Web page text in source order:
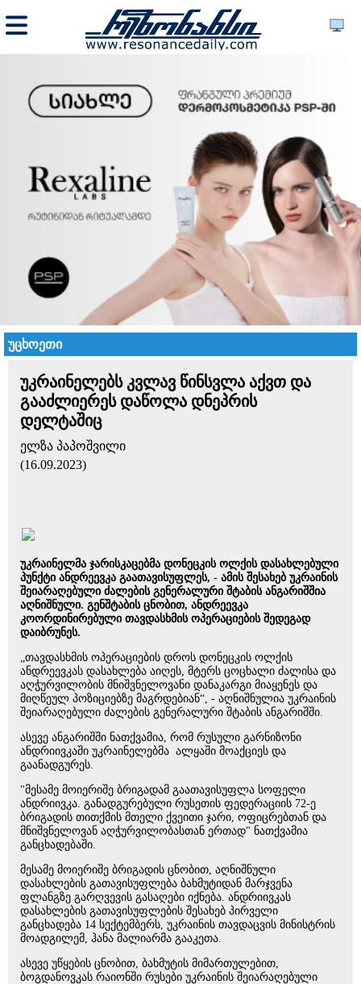
უცხოეთი
უკრაინელებს კვლავ წინსვლა აქვთ და
გააძლიერეს დაწოლა დნეპრის
დელტაშიც
ელზა პაპოშვილი
(16.09.2023)
უკრაინელმა ჯარისკაცებმა დონეცკის ოლქის დასახლებული
პუნქტი ანდრეევკა გაათავისუფლეს, - ამის შესახებ უკრაინის
შეიარაღებული ძალების გენერალური შტაბის ანგარიშშია
აღნიშნული. გენშტაბის ცნობით, ანდრეევკა
კოორდინირებული თავდასხმის ოპერაციების შედეგად
დაიბრუნეს.
„თავდასხმის ოპერაციების დროს დონეცკის ოლქის
ანდრეევკას დასახლება აიღეს, მტერს ცოცხალი ძალისა და
აღჭურვილობის მნიშვნელოვანი დანაკარგი მიაყენეს და
მიღწეულ პოზიციებზე მაგრდებიან“, - აღნიშნულია უკრაინის
შეიარაღებული ძალების გენერალური შტაბის ანგარიშში.
ასევე ანგარიშში ნათქვამია, რომ რუსული გარნიზონი
ანდრიივკაში უკრაინელებმა ალყაში მოაქციეს და
გაანადგურეს.
"მესამე მოიერიშე ბრიგადამ გაათავისუფლა სოფელი
ანდრიივკა. განადგურებული რუსეთის ფედერაციის 72-ე
ბრიგადის თითქმის მთელი ქვეითი ჯარი, ოფიცრებთან და
მნიშვნელოვან აღჭურვილობასთან ერთად" ნათქვამია
განცხადებაში.
მესამე მოიერიშე ბრიგადის ცნობით, აღნიშნული
დასახლების გათავისუფლება ბახმუტიდან მარჯვენა
ფლანგზე გარღვევის გასაღები იქნება. ანდრიივკას
დასახლების გათავისუფლების შესახებ პირველი
განცხადება 14 სექტემბერს, უკრაინის თავდაცვის მინისტრის
მოადგილემ, ჰანა მალიარმა გააკეთა.
ასევე უწყების ცნობით, ბახმუტის მიმართულებით,
ბოგდანოვკას რაიონში რუსები უკრაინის შეიარაღებული